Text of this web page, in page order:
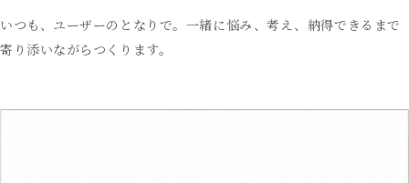
いつも、ユーザーのとなりで。一緒に悩み、考え、納得できるまで
寄り添いながらつくります。